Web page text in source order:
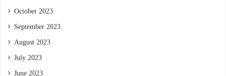
October 2023
September 2023
August 2023
July 2023
June 2023